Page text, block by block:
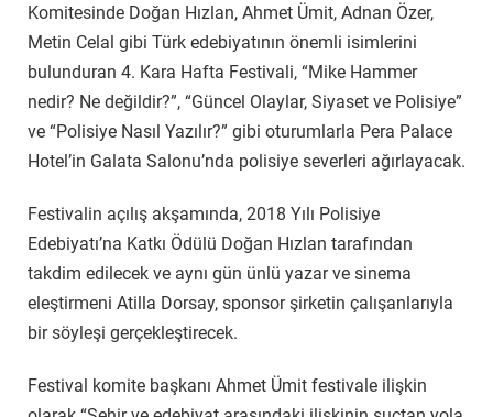
Komitesinde Doğan Hızlan, Ahmet Ümit, Adnan Özer,
Metin Celal gibi Türk edebiyatının önemli isimlerini
bulunduran 4. Kara Hafta Festivali, “Mike Hammer
nedir? Ne değildir?”, “Güncel Olaylar, Siyaset ve Polisiye”
ve “Polisiye Nasıl Yazılır?” gibi oturumlarla Pera Palace
Hotel’in Galata Salonu’nda polisiye severleri ağırlayacak.
Festivalin açılış akşamında, 2018 Yılı Polisiye
Edebiyatı’na Katkı Ödülü Doğan Hızlan tarafından
takdim edilecek ve aynı gün ünlü yazar ve sinema
eleştirmeni Atilla Dorsay, sponsor şirketin çalışanlarıyla
bir söyleşi gerçekleştirecek.
Festival komite başkanı Ahmet Ümit festivale ilişkin